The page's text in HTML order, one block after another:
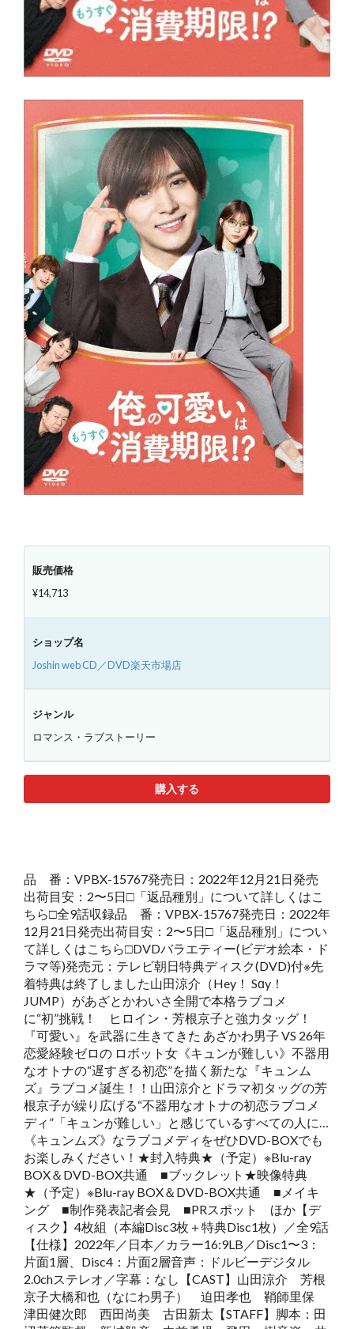
販売価格
¥14,713
ショップ名
Joshin web CD／DVD楽天市場店
ジャンル
ロマンス・ラブストーリー
購入する
品 番：VPBX-15767発売日：2022年12月21日発売
出荷目安：2〜5日□「返品種別」について詳しくはこ
ちら□全9話収録品 番：VPBX-15767発売日：2022年
12月21日発売出荷目安：2〜5日□「返品種別」につい
て詳しくはこちら□DVDバラエティー(ビデオ絵本・ド
ラマ等)発売元：テレビ朝日特典ディスク(DVD)付※先
着特典は終了しました山田涼介（Hey！ Sɑy！
JUMP）があざとかわいさ全開で本格ラブコメ
に“初”挑戦！ ヒロイン・芳根京子と強力タッグ！
『可愛い』を武器に生きてきた あざかわ男子 VS 26年
恋愛経験ゼロの ロボット女《キュンが難しい》不器用
なオトナの“遅すぎる初恋”を描く新たな『キュンム
ズ』ラブコメ誕生！！山田涼介とドラマ初タッグの芳
根京子が繰り広げる“不器用なオトナの初恋ラブコメ
ディ”「キュンが難しい」と感じているすべての人に…
《キュンムズ》なラブコメディをぜひDVD-BOXでも
お楽しみください！★封入特典★（予定）※Blu-ray
BOX＆DVD-BOX共通 ■ブックレット★映像特典
★（予定）※Blu-ray BOX＆DVD-BOX共通 ■メイキ
ング ■制作発表記者会見 ■PRスポット ほか【デ
ィスク】4枚組（本編Disc3枚＋特典Disc1枚）／全9話
【仕様】2022年／日本／カラー16:9LB／Disc1〜3：
片面1層、Disc4：片面2層音声：ドルビーデジタル
2.0chステレオ／字幕：なし【CAST】山田涼介 芳根
京子大橋和也（なにわ男子） 迫田孝也 鞘師里保
津田健次郎 西田尚美 古田新太【STAFF】脚本：田